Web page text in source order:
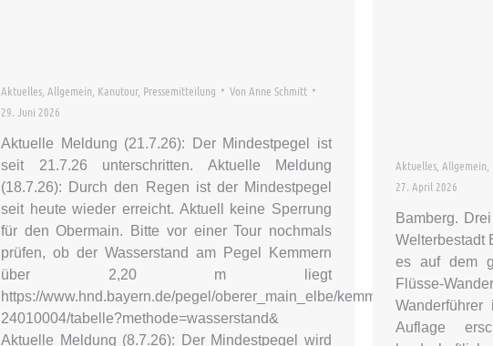
Aktuelles Allgemein Kanutour, Pressemitteilung Von Anne Schmitt
29. Juni 2026
Aktuelle Meldung (21.7.26): Der Mindestpegel ist
seit 21.7.26 unterschritten. Aktuelle Meldung
(18.7.26): Durch den Regen ist der Mindestpegel
seit heute wieder erreicht. Aktuell keine Sperrung
für den Obermain. Bitte vor einer Tour nochmals
prüfen, ob der Wasserstand am Pegel Kemmern
über 2,20 m liegt
https://www.hnd.bayern.de/pegel/oberer_main_elbe/kemmern-
24010004/tabelle?methode=wasserstand&
Aktuelle Meldung (8.7.26): Der Mindestpegel wird
Aktuelles Allgemein
27. April 2026
Bamberg.
Welterbestadt
es auf dem
Flüsse-
Auflage